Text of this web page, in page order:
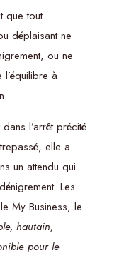
que tout
déplaisant ne
ou ne
à
l’arrêt précité
elle a
un attendu qui
Les
My Business, le
hautain,
pour le